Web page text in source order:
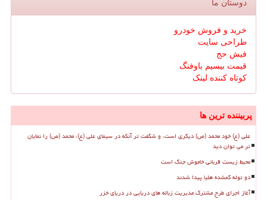
دوستان ما
خرید و فروش خودرو
طراحی سایت
فیش حج
قیمت بیسیم باوفنگ
کوتاه کننده لینک
پربیننده ترین ها
علی (ع) خود محمد (ص) دیگری است، و شگفت تر آنکه در سیمای علی (ع)، محمد (ص) را نمایان
تر می توان دید
محیط زیست قربانی خاموش جنگ است
دو توله گمشده هلیا پیدا شدند
آغاز اجرای طرح مشترک مدیریت زباله های دریایی در دریای خزر